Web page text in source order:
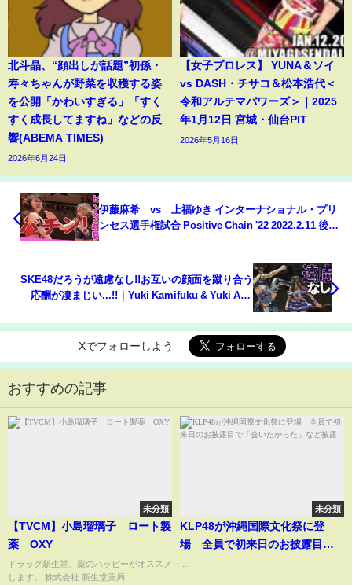
北斗晶、“顔出しが話題”初孫・
寿々ちゃんが野菜を収穫する姿
を公開「かわいすぎる」「すく
すく成長してますね」などの反
響(ABEMA TIMES)
2026年6月24日
【女子プロレス】 YUNA＆ソイ
vs DASH・チサコ＆松本浩代＜
令和アルテマパワーズ＞｜2025
年1月12日 宮城・仙台PIT
2026年5月16日
伊藤麻希 vs 上福ゆき インターナショナル・プリ
ンセス選手権試合 Positive Chain '22 2022.2.11 後楽
SKE48だろうが遠慮なし!!お互いの顔面を蹴り合う
応酬が凄まじい...!!｜Yuki Kamifuku & Yuki Arai
Xでフォローしよう
おすすめの記事
未分類
【TVCM】小島瑠璃子 ロート製
薬 OXY
ドラッグ新生堂、薬のハッピーがオススメ
します。 株式会社 新生堂薬局
未分類
KLP48が沖縄国際文化祭に登
場 全員で初来日のお披露目で